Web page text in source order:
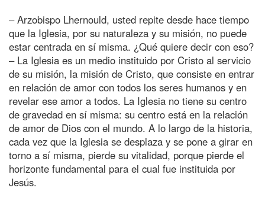
– Arzobispo Lhernould, usted repite desde hace tiempo
que la Iglesia, por su naturaleza y su misión, no puede
estar centrada en sí misma. ¿Qué quiere decir con eso?
– La Iglesia es un medio instituido por Cristo al servicio
de su misión, la misión de Cristo, que consiste en entrar
en relación de amor con todos los seres humanos y en
revelar ese amor a todos. La Iglesia no tiene su centro
de gravedad en sí misma: su centro está en la relación
de amor de Dios con el mundo. A lo largo de la historia,
cada vez que la Iglesia se desplaza y se pone a girar en
torno a sí misma, pierde su vitalidad, porque pierde el
horizonte fundamental para el cual fue instituida por
Jesús.